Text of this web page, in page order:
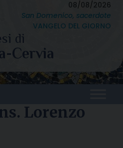
08/08/2026
San Domenico, sacerdote
VANGELO DEL GIORNO
Lorenzo